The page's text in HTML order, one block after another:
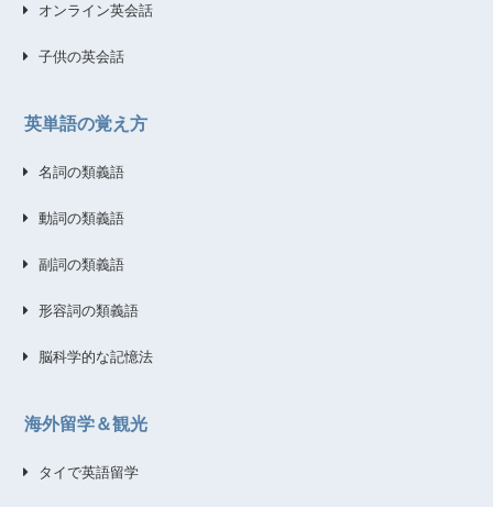
オンライン英会話
子供の英会話
英単語の覚え方
名詞の類義語
動詞の類義語
副詞の類義語
形容詞の類義語
脳科学的な記憶法
海外留学＆観光
タイで英語留学